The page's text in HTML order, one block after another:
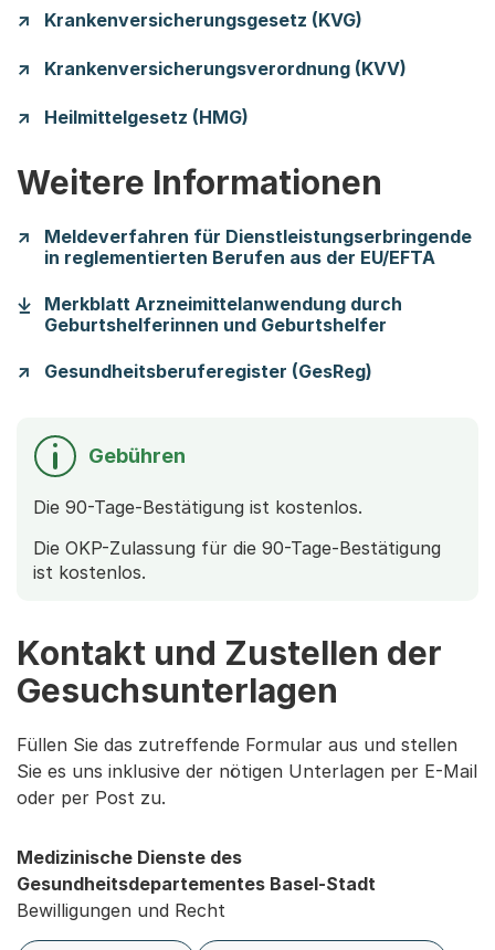
Krankenversicherungsgesetz (KVG)
Krankenversicherungsverordnung (KVV)
Heilmittelgesetz (HMG)
Weitere Informationen
Meldeverfahren für Dienstleistungserbringende
in reglementierten Berufen aus der EU/EFTA
Merkblatt Arzneimittelanwendung durch
Geburtshelferinnen und Geburtshelfer
Gesundheitsberuferegister (GesReg)
Gebühren
Die 90-Tage-Bestätigung ist kostenlos.
Die OKP-Zulassung für die 90-Tage-Bestätigung
ist kostenlos.
Kontakt und Zustellen der
Gesuchsunterlagen
Füllen Sie das zutreffende Formular aus und stellen
Sie es uns inklusive der nötigen Unterlagen per E-Mail
oder per Post zu.
Medizinische Dienste des
Gesundheitsdepartementes Basel-Stadt
Bewilligungen und Recht